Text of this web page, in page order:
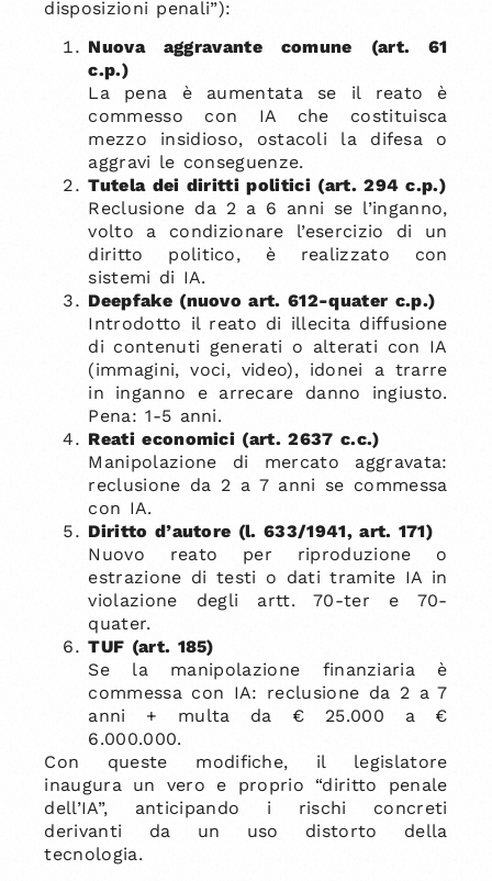
disposizioni penali”):
Nuova aggravante comune (art. 61
c.p.)
La pena è aumentata se il reato è
commesso con IA che costituisca
mezzo insidioso, ostacoli la difesa o
aggravi le conseguenze.
Tutela dei diritti politici (art. 294 c.p.)
Reclusione da 2 a 6 anni se l’inganno,
volto a condizionare l’esercizio di un
diritto politico, è realizzato con
sistemi di IA.
Deepfake (nuovo art. 612-quater c.p.)
Introdotto il reato di illecita diffusione
di contenuti generati o alterati con IA
(immagini, voci, video), idonei a trarre
in inganno e arrecare danno ingiusto.
Pena: 1-5 anni.
Reati economici (art. 2637 c.c.)
Manipolazione di mercato aggravata:
reclusione da 2 a 7 anni se commessa
con IA.
Diritto d’autore (l. 633/1941, art. 171)
Nuovo reato per riproduzione o
estrazione di testi o dati tramite IA in
violazione degli artt. 70-ter e 70-
quater.
TUF (art. 185)
Se la manipolazione finanziaria è
commessa con IA: reclusione da 2 a 7
anni + multa da € 25.000 a €
6.000.000.
Con queste modifiche, il legislatore
inaugura un vero e proprio “diritto penale
dell’IA”, anticipando i rischi concreti
derivanti da un uso distorto della
tecnologia.